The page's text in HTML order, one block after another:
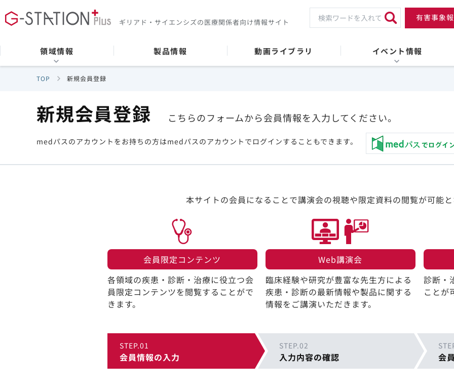
ギリアド・サイエンシズの医療関係者向け情報サイト 有害事象
領域情報 製品情報 動画ライブラリ イベント情報
TOP 新規会員登録
新規会員登録 こちらのフォームから会員情報を入力してください。
medパスのアカウントをお持ちの方はmedパスのアカウントでログインすることもできます。
本サイトの会員になることで講演会の視聴や限定資料の閲覧が可能
会員限定コンテンツ​
各領域の疾患・診断・治療に役立つ会
員限定コンテンツを閲覧することがで
きます。​
Web講演会​
臨床経験や研究が豊富な先生方による
疾患・診断の最新情報や製品に関する
情報をご講演いただきます。
診断・
ことが
STEP.01
会員情報の入力
STEP.02
入力内容の確認 会